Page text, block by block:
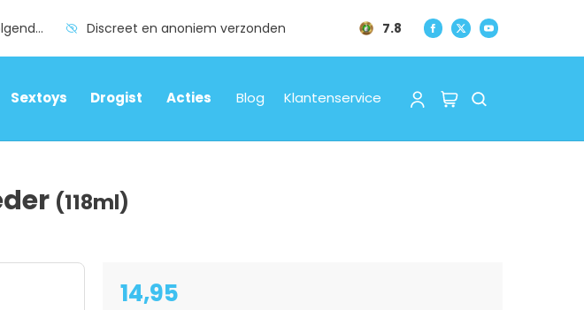
Vóór 17:00 uur besteld, levering volgende dag Discreet en anoniem verzonden 7.8
Blog Klantenservice
Sextoys Drogist Acties
(118ml)
14,95